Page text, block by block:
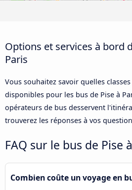
Options et services à bord
Paris
Vous souhaitez savoir quelles
disponibles pour les bus de Pise à
opérateurs de bus desservent
trouverez les réponses à vos
FAQ sur le bus de Pise
Combien coûte un voyage en